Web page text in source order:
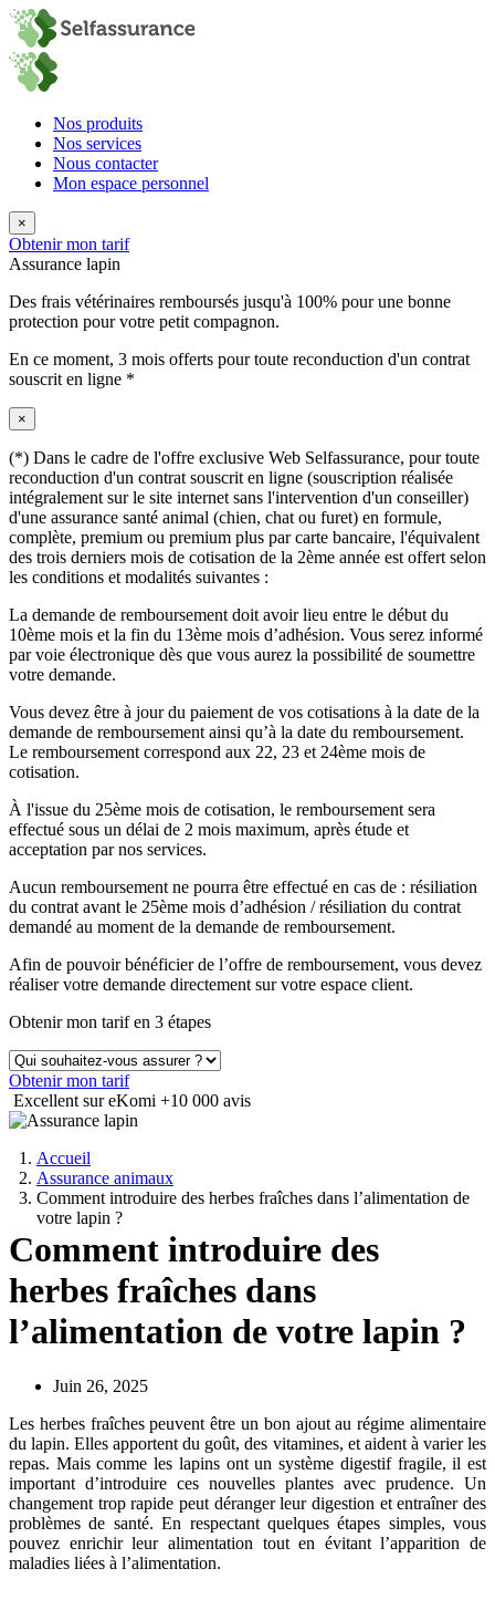
Nos produits
Nos services
Nous contacter
Mon espace personnel
×
Obtenir mon tarif
Assurance lapin
Des frais vétérinaires remboursés jusqu'à 100% pour une bonne
protection pour votre petit compagnon.
En ce moment, 3 mois offerts pour toute reconduction d'un contrat
souscrit en ligne *
×
(*) Dans le cadre de l'offre exclusive Web Selfassurance, pour toute
reconduction d'un contrat souscrit en ligne (souscription réalisée
intégralement sur le site internet sans l'intervention d'un conseiller)
d'une assurance santé animal (chien, chat ou furet) en formule,
complète, premium ou premium plus par carte bancaire, l'équivalent
des trois derniers mois de cotisation de la 2ème année est offert selon
les conditions et modalités suivantes :
La demande de remboursement doit avoir lieu entre le début du
10ème mois et la fin du 13ème mois d’adhésion. Vous serez informé
par voie électronique dès que vous aurez la possibilité de soumettre
votre demande.
Vous devez être à jour du paiement de vos cotisations à la date de la
demande de remboursement ainsi qu’à la date du remboursement.
Le remboursement correspond aux 22, 23 et 24ème mois de
cotisation.
À l'issue du 25ème mois de cotisation, le remboursement sera
effectué sous un délai de 2 mois maximum, après étude et
acceptation par nos services.
Aucun remboursement ne pourra être effectué en cas de : résiliation
du contrat avant le 25ème mois d’adhésion / résiliation du contrat
demandé au moment de la demande de remboursement.
Afin de pouvoir bénéficier de l’offre de remboursement, vous devez
réaliser votre demande directement sur votre espace client.
Obtenir mon tarif en 3 étapes
Obtenir mon tarif
Excellent sur eKomi +10 000 avis
Accueil
Assurance animaux
Comment introduire des herbes fraîches dans l’alimentation de
votre lapin ?
Comment introduire des
herbes fraîches dans
l’alimentation de votre lapin ?
Juin 26, 2025
Les herbes fraîches peuvent être un bon ajout au régime alimentaire
du lapin. Elles apportent du goût, des vitamines, et aident à varier les
repas. Mais comme les lapins ont un système digestif fragile, il est
important d’introduire ces nouvelles plantes avec prudence. Un
changement trop rapide peut déranger leur digestion et entraîner des
problèmes de santé. En respectant quelques étapes simples, vous
pouvez enrichir leur alimentation tout en évitant l’apparition de
maladies liées à l’alimentation.